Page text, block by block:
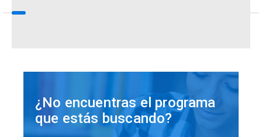
¿No encuentras el programa
que estás buscando?